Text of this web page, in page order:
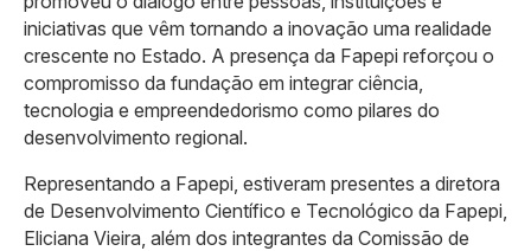
iniciativas que vêm tornando a inovação uma realidade
crescente no Estado. A presença da Fapepi reforçou o
compromisso da fundação em integrar ciência,
tecnologia e empreendedorismo como pilares do
desenvolvimento regional.
Representando a Fapepi, estiveram presentes a diretora
de Desenvolvimento Científico e Tecnológico da Fapepi,
Eliciana Vieira, além dos integrantes da Comissão de